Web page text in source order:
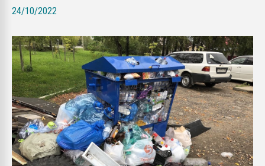
бутылок
ПЕРЕЙТИ НА
24/10/2022